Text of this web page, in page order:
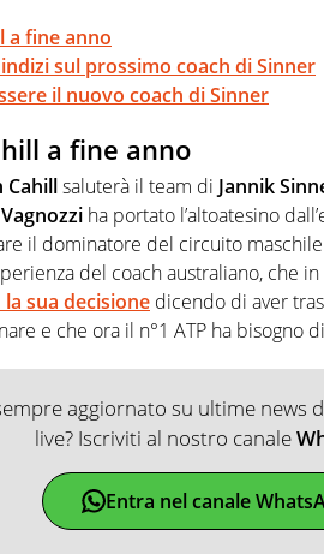
a fine anno
sul prossimo coach di Sinner
il nuovo coach di Sinner
a fine anno
Cahillsaluterà il team di Jannik
ha portato l’altoatesino
il dominatore del circuito
del coach australiano, che
sua decisione dicendo di aver
e che ora il n°1 ATP ha bisogno
aggiornato su ultime news
live? Iscriviti al nostro canale
Entra nel canale